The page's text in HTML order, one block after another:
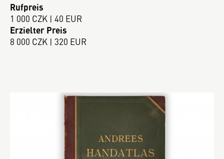
Rufpreis
1 000 CZK | 40 EUR
Erzielter Preis
8 000 CZK | 320 EUR